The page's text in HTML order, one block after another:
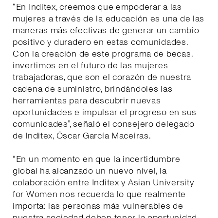
“En Inditex, creemos que empoderar a las
mujeres a través de la educación es una de las
maneras más efectivas de generar un cambio
positivo y duradero en estas comunidades.
Con la creación de este programa de becas,
invertimos en el futuro de las mujeres
trabajadoras, que son el corazón de nuestra
cadena de suministro, brindándoles las
herramientas para descubrir nuevas
oportunidades e impulsar el progreso en sus
comunidades”, señaló el consejero delegado
de Inditex, Óscar García Maceiras.
“En un momento en que la incertidumbre
global ha alcanzado un nuevo nivel, la
colaboración entre Inditex y Asian University
for Women nos recuerda lo que realmente
importa: las personas más vulnerables de